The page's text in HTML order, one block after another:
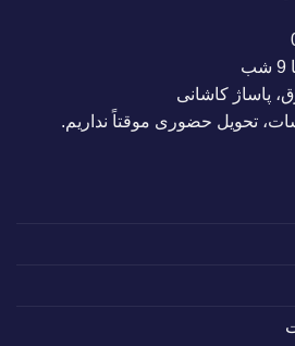
پاساژ کاشانی
تحویل حضوری موقتاً نداریم.